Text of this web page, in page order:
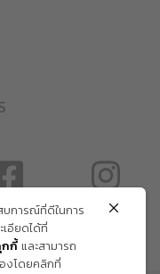
บการณ์ที่ดีในการ
อียดได้ที่
กกี้และสามารถ
งโดยคลิกที่